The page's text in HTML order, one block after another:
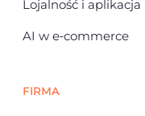
Lojalność i aplikacja
AI w e‑commerce
FIRMA